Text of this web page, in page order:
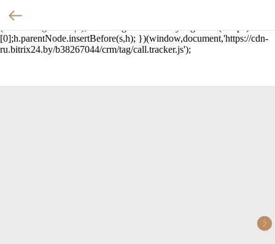
s=d.createElement('script');s.async=true;s.src=u+'?'+
[0];h.parentNode.insertBefore(s,h); })(window,document,'https://cdn-
ru.bitrix24.by/b38267044/crm/tag/call.tracker.js');